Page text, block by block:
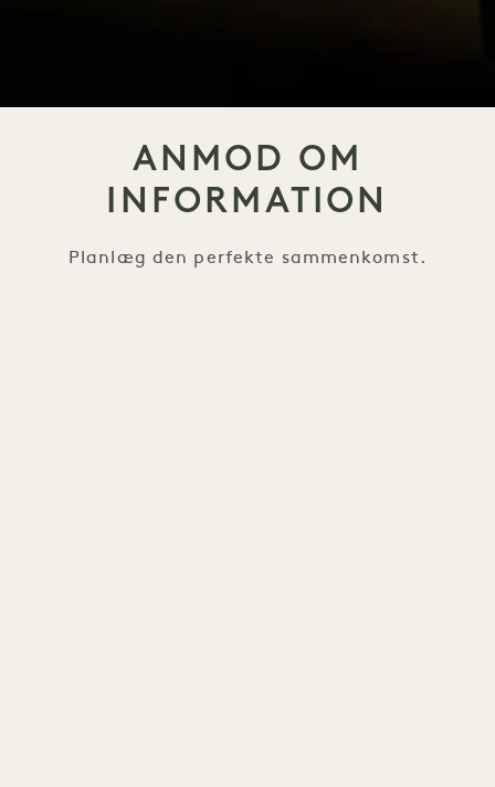
ANMOD OM
INFORMATION
Planlæg den perfekte sammenkomst.